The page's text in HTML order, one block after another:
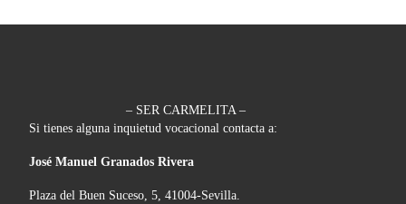
– SER CARMELITA –
Si tienes alguna inquietud vocacional contacta a:
José Manuel Granados Rivera
Plaza del Buen Suceso, 5, 41004-Sevilla.